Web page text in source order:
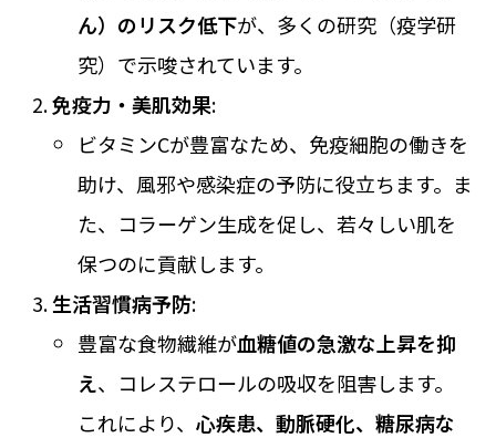
ん）のリスク低下が、多くの研究（疫学研
究）で示唆されています。
免疫力・美肌効果:
ビタミンCが豊富なため、免疫細胞の働きを
助け、風邪や感染症の予防に役立ちます。ま
た、コラーゲン生成を促し、若々しい肌を
保つのに貢献します。
生活習慣病予防:
豊富な食物繊維が血糖値の急激な上昇を抑
え、コレステロールの吸収を阻害します。
これにより、心疾患、動脈硬化、糖尿病な